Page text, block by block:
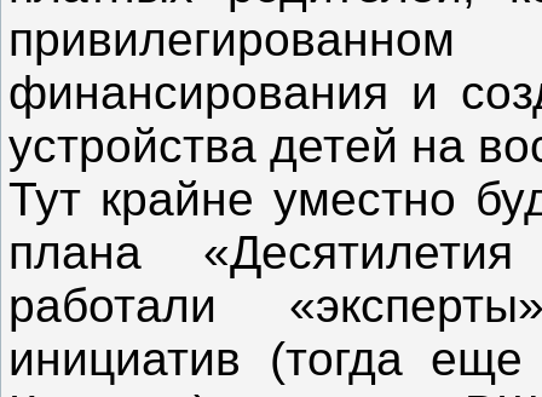
финансирования и
устройства детей на
Тут крайне уместно
плана
работали
инициатив (тогда